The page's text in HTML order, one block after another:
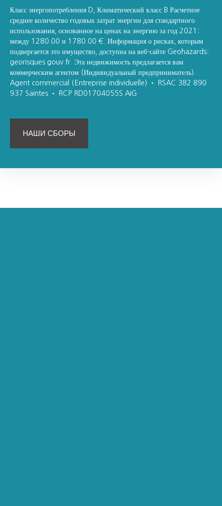
Класс энергопотребления D, Климатический класс B Расчетное
среднее количество годовых затрат энергии для стандартного
использования, основанное на ценах на энергию за год 2021:
между 1280.00 и 1780.00 €. Информация о рисках, которым
подвергается это имущество, доступна на веб-сайте Geohazards:
georisques.gouv.fr. Эта недвижимость предлагается вам
коммерческим агентом (Индивидуальный предприниматель).
Agent commercial (Entreprise individuelle) • RSAC 382 890
937 Saintes • RCP RD01704055S AIG
НАШИ СБОРЫ